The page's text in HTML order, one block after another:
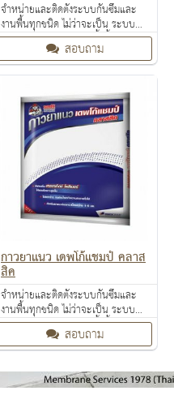
จำหน่ายและติดตั้งระบบกันซึมและ
งานพื้นทุกชนิด ไม่ว่าจะเป็น ระบบ
งานกันซึม ระบบงานติดตั้งพื้น งาน
ป้องกันไฟลาม งานเคลือบปกป้องพื้น
ผิว งานเคลือบสารสะท้อนความร้อน
สอบถาม
กาวยาแนว เดพโก้แชมป์ คลาส
สิค
จำหน่ายและติดตั้งระบบกันซึมและ
งานพื้นทุกชนิด ไม่ว่าจะเป็น ระบบ
งานกันซึม ระบบงานติดตั้งพื้น งาน
ป้องกันไฟลาม งานเคลือบปกป้องพื้น
ผิว งานเคลือบสารสะท้อนความร้อน
สอบถาม